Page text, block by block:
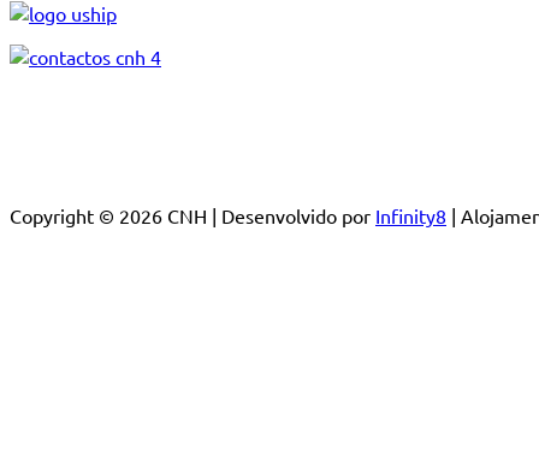
Copyright © 2026 CNH | Desenvolvido por Infinity8 |